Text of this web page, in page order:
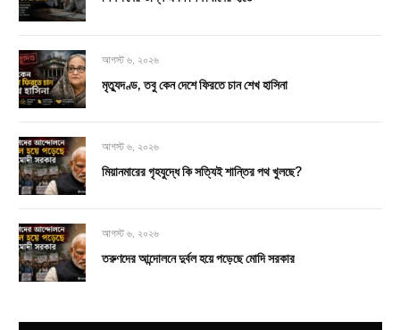
আগস্ট ৬, ২০২৬
মৃত্যুদণ্ড, তবু কেন দেশে ফিরতে চান শেখ হাসিনা
আগস্ট ৬, ২০২৬
মিয়ানমারের গৃহযুদ্ধে কি সত্যিই শান্তির পথ খুলছে?
আগস্ট ৬, ২০২৬
তরুণদের আন্দোলনে দুর্বল হয়ে পড়েছে মোদি সরকার